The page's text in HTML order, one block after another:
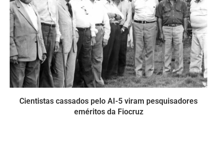
Cientistas cassados pelo AI-5 viram pesquisadores
eméritos da Fiocruz